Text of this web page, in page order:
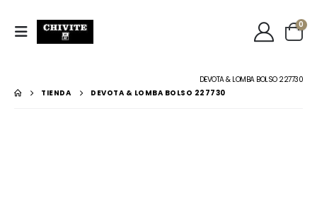
0
DEVOTA & LOMBA BOLSO 227730
TIENDA
DEVOTA & LOMBA BOLSO 227730